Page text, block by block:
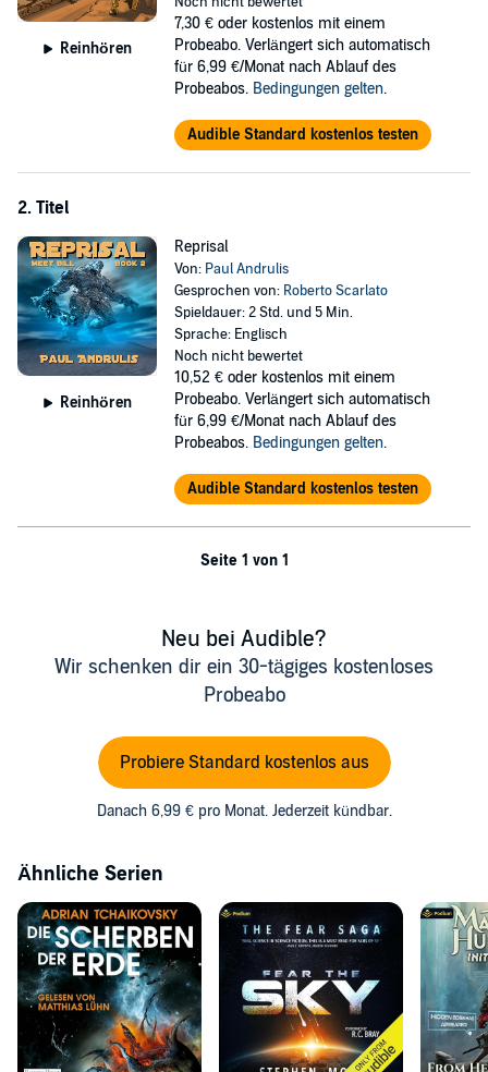
future, an alien nightmare that is not so alien, but is an all out battle
to the death where Bill's allies are as dangerous as his enemies.
©2014 Paul Andrulis (P)2014 Paul Andrulis
Reinhören
7,30 € oder kostenlos mit einem
Probeabo. Verlängert sich automatisch
für 6,99 €/Monat nach Ablauf des
Probeabos. Bedingungen gelten.
Audible Standard kostenlos testen
2. Titel
Reinhören
Reprisal
Von: Paul Andrulis
Gesprochen von: Roberto Scarlato
Spieldauer: 2 Std. und 5 Min.
Sprache: Englisch
Noch nicht bewertet
10,52 € oder kostenlos mit einem
Probeabo. Verlängert sich automatisch
für 6,99 €/Monat nach Ablauf des
Probeabos. Bedingungen gelten.
Audible Standard kostenlos testen
Seite 1 von 1
Neu bei Audible?
Wir schenken dir ein 30-tägiges kostenloses
Probeabo
Probiere Standard kostenlos aus
Danach 6,99 € pro Monat. Jederzeit kündbar.
Ähnliche Serien